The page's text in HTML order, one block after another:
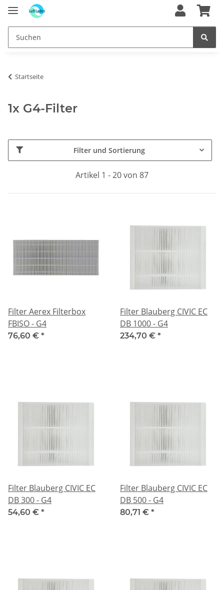
Startseite
1x G4-Filter
Filter und Sortierung
Artikel 1 - 20 von 87
Filter Aerex Filterbox
FBISO - G4
76,60 € *
Filter Blauberg CIVIC EC
DB 1000 - G4
234,70 € *
Filter Blauberg CIVIC EC
DB 300 - G4
54,60 € *
Filter Blauberg CIVIC EC
DB 500 - G4
80,71 € *